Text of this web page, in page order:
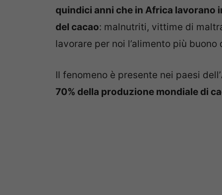
quindici anni che in Africa lavorano
del cacao: malnutriti, vittime di
lavorare per noi l’alimento più buono
Il fenomeno è presente nei paesi dell’
70% della produzione mondiale di